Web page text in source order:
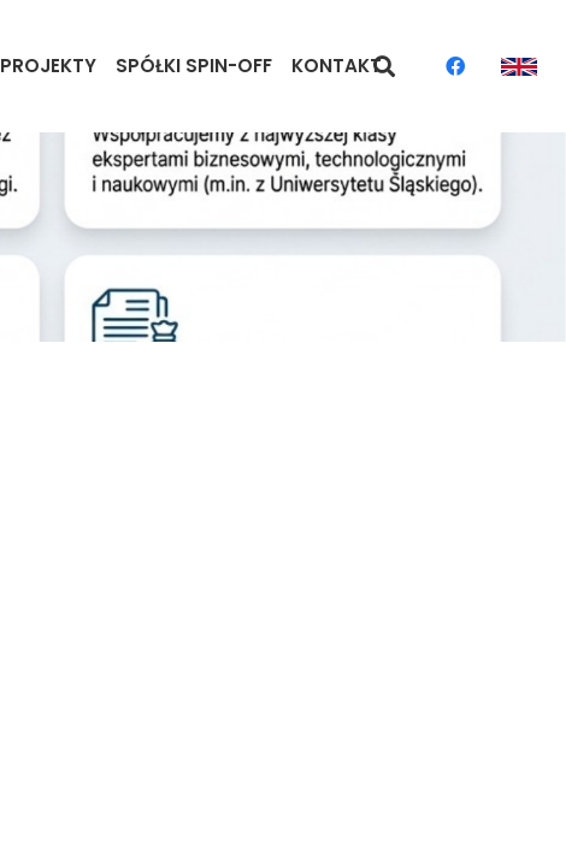
PROJEKTY SPÓŁKI SPIN-OFF KONTAKT